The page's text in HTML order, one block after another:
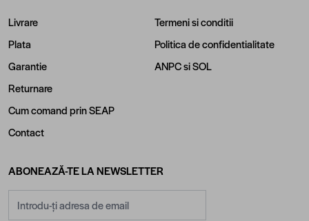
Livrare
Plata
Garantie
Returnare
Cum comand prin SEAP
Contact
Termeni si conditii
Politica de confidentialitate
ANPCsiSOL
ABONEAZĂ-TE LA NEWSLETTER